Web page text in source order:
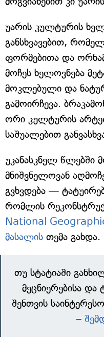
უარის კულტურის
განსხვავებით,
ფორმებითა და
მოჩეს ხელოვნება
მოკლებული და
გამოირჩევა.
ორი კულტურის
საშუალებით
უკანასკნელ წლებში
მნიშვნელოვან
გვხვდება —
რომლის
National
მასალის თემა გახდა.
თუ სტატიაში
მეცნიერებისა
შენთვის
–